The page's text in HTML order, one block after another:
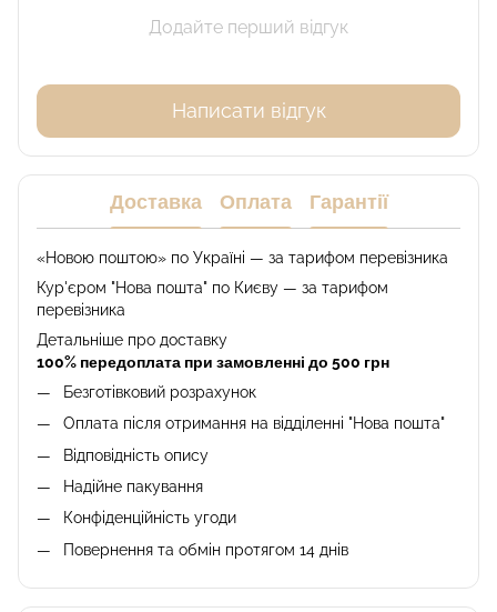
Додайте перший відгук
Написати відгук
Доставка Оплата Гарантії
«Новою поштою» по Україні — за тарифом перевізника
Кур'єром "Нова пошта" по Києву — за тарифом
перевізника
Детальніше про доставку
100% передоплата при замовленні до 500 грн
Безготівковий розрахунок
Оплата після отримання на відділенні "Нова пошта"
Відповідність опису
Надійне пакування
Конфіденційність угоди
Повернення та обмін протягом 14 днів